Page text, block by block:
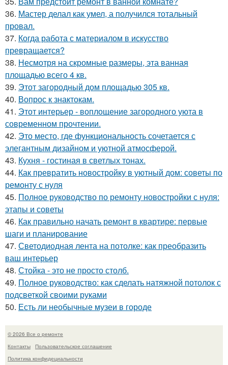
36. Мастер делал как умел, а получился тотальный
провал.
37. Когда работа с материалом в искусство
превращается?
38. Несмотря на скромные размеры, эта ванная
площадью всего 4 кв.
39. Этот загородный дом площадью 305 кв.
40. Вопрос к знактокам.
41. Этот интерьер - воплощение загородного уюта в
современном прочтении.
42. Это место, где функциональность сочетается с
элегантным дизайном и уютной атмосферой.
43. Кухня - гостиная в светлых тонах.
44. Как превратить новостройку в уютный дом: советы по
ремонту с нуля
45. Полное руководство по ремонту новостройки с нуля:
этапы и советы
46. Как правильно начать ремонт в квартире: первые
шаги и планирование
47. Светодиодная лента на потолке: как преобразить
ваш интерьер
48. Стойка - это не просто столб.
49. Полное руководство: как сделать натяжной потолок с
подсветкой своими руками
50. Есть ли необычные музеи в городе
© 2026 Все о ремонте
Контакты
Пользовательское соглашение
Политика конфидециальности